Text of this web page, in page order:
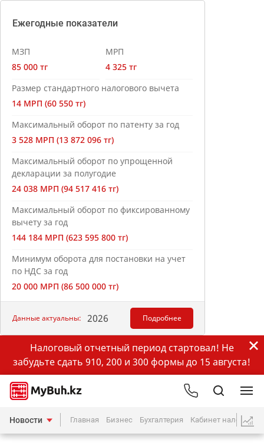
Ежегодные показатели
МЗП
85 000 тг
МРП
4 325 тг
Размер стандартного налогового вычета
14 МРП (60 550 тг)
Максимальный оборот по патенту за год
3 528 МРП (13 872 096 тг)
Максимальный оборот по упрощенной
декларации за полугодие
24 038 МРП (94 517 416 тг)
Максимальный оборот по фиксированному
вычету за год
144 184 МРП (623 595 800 тг)
Минимум оборота для постановки на учет
по НДС за год
20 000 МРП (86 500 000 тг)
Данные актуальны: 2026 Подробнее
Налоговый отчетный период стартовал! Не
забудьте сдать 910, 200 и 300 формы до 15 августа!
Новости Главная Бизнес Бухгалтерия Кабинет